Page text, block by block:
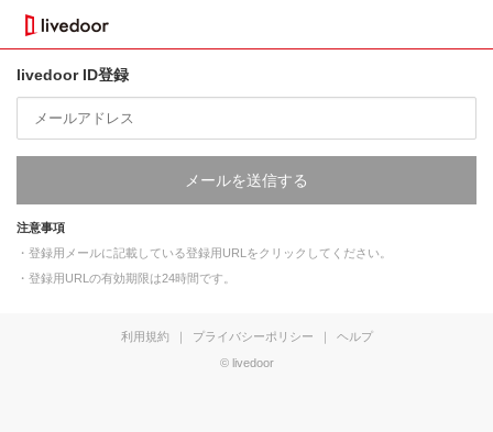
livedoor ID登録
メールを送信する
注意事項
・登録用メールに記載している登録用URLをクリックしてください。
・登録用URLの有効期限は24時間です。
利用規約 ｜ プライバシーポリシー ｜
ヘルプ
© livedoor